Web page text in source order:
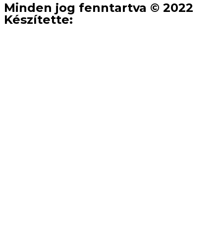
Minden jog fenntartva © 2022
Készítette: